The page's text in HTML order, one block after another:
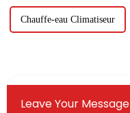
Chauffe-eau Climatiseur
Leave Your Message